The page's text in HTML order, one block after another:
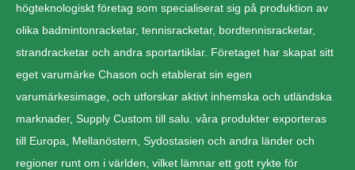
högteknologiskt företag som specialiserat sig på produktion av
olika badmintonracketar, tennisracketar, bordtennisracketar,
strandracketar och andra sportartiklar. Företaget har skapat sitt
eget varumärke Chason och etablerat sin egen
varumärkesimage, och utforskar aktivt inhemska och utländska
marknader, Supply Custom till salu. våra produkter exporteras
till Europa, Mellanöstern, Sydostasien och andra länder och
regioner runt om i världen, vilket lämnar ett gott rykte för